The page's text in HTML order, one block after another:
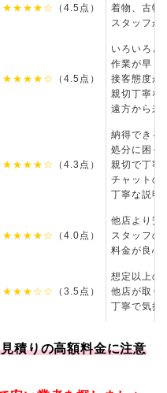
★★★★☆ （4.5点）
着物、古物
スタッフが
★★★★☆ （4.5点）
いろいろと
作業が早く
接客態度が
親切丁寧な
遠方から来
★★★★☆ （4.3点）
納得できる
処分に困っ
親切で丁寧
チャットの
丁寧な説明
★★★★☆ （4.0点）
他店より安
スタッフの
料金が良心
★★★☆☆ （3.5点）
想定以上の
他店が取り
丁寧で気持
★★★★☆（3.3点）
手際よく組
★☆☆☆☆ （1.0点）
積りの高額料金に注意